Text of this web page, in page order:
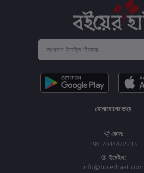
যোগাযোগের তথ্য
ফোন:
+91 7044472233
ইমেইল:
info@boierhaat.com